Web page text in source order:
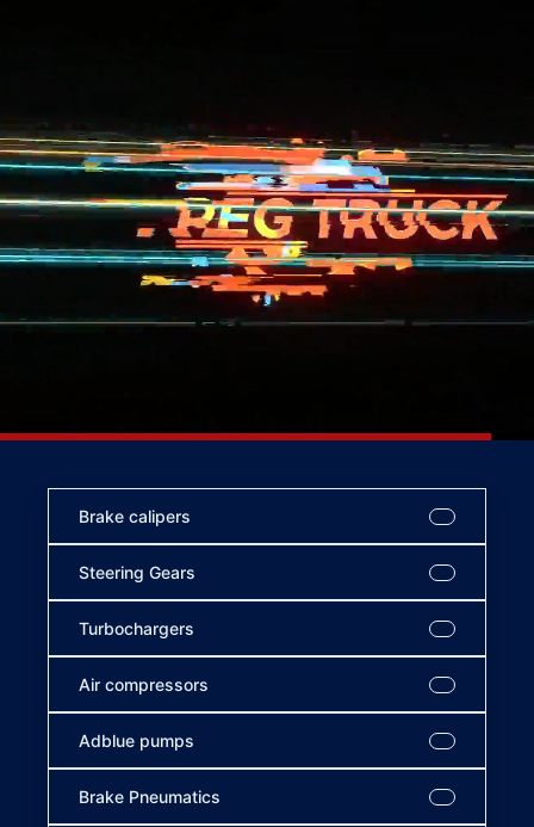
Brake calipers
Steering Gears
Turbochargers
Air compressors
Adblue pumps
Brake Pneumatics